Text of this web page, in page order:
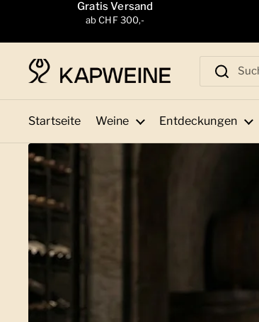
Zum Inhalt springenGratis Versand
ab CHF 300,-
Startseite Weine Entdeckungen